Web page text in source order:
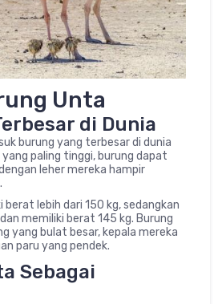
Unta
di Dunia
burung yang terbesar di dunia
paling tinggi, burung dapat
leher mereka hampir
lebih dari 150 kg, sedangkan
memiliki berat 145 kg. Burung
yang bulat besar, kepala mereka
paru yang pendek.
Sebagai